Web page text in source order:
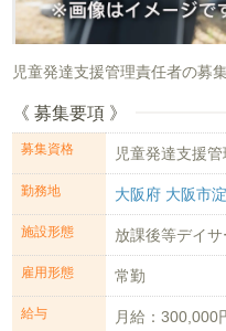
児童発達支援管理責任者の募
《 募集要項 》
募集資格 児童発達支援
勤務地 大阪府 大阪市
施設形態 放課後等デイ
雇用形態 常勤
給与 月給：300,000